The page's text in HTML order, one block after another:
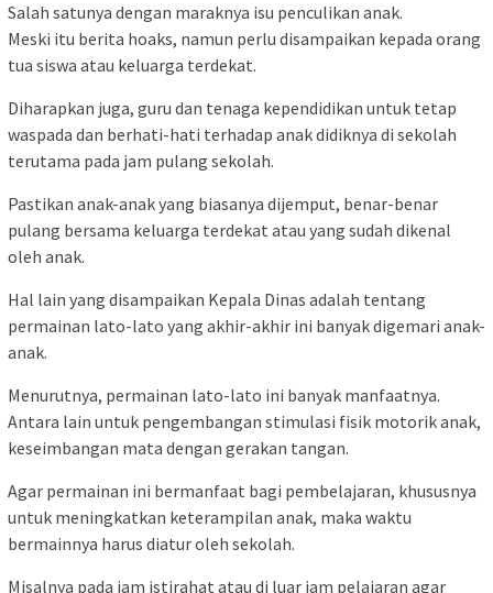
Salah satunya dengan maraknya isu penculikan anak.
Meski itu berita hoaks, namun perlu disampaikan kepada orang
tua siswa atau keluarga terdekat.
Diharapkan juga, guru dan tenaga kependidikan untuk tetap
waspada dan berhati-hati terhadap anak didiknya di sekolah
terutama pada jam pulang sekolah.
Pastikan anak-anak yang biasanya dijemput, benar-benar
pulang bersama keluarga terdekat atau yang sudah dikenal
oleh anak.
Hal lain yang disampaikan Kepala Dinas adalah tentang
permainan lato-lato yang akhir-akhir ini banyak digemari anak-
anak.
Menurutnya, permainan lato-lato ini banyak manfaatnya.
Antara lain untuk pengembangan stimulasi fisik motorik anak,
keseimbangan mata dengan gerakan tangan.
Agar permainan ini bermanfaat bagi pembelajaran, khususnya
untuk meningkatkan keterampilan anak, maka waktu
bermainnya harus diatur oleh sekolah.
Misalnya pada jam istirahat atau di luar jam pelajaran agar